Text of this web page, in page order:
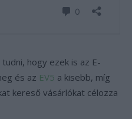
hogy ezek is az E-
és az EV5 a kisebb, míg
kereső vásárlókat célozza